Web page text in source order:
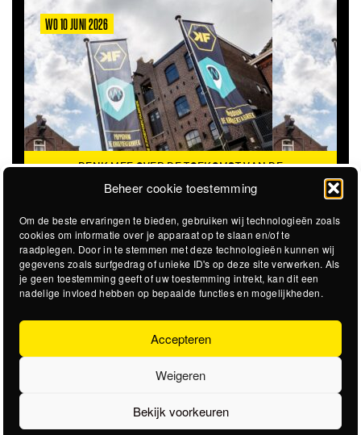
Beheer cookie toestemming
Om de beste ervaringen te bieden, gebruiken wij technologieën zoals
cookies om informatie over je apparaat op te slaan en/of te
raadplegen. Door in te stemmen met deze technologieën kunnen wij
gegevens zoals surfgedrag of unieke ID's op deze site verwerken. Als
je geen toestemming geeft of uw toestemming intrekt, kan dit een
nadelige invloed hebben op bepaalde functies en mogelijkheden.
Accepteren
Weigeren
Bekijk voorkeuren
WO 10 JUNI 2026
DENK MEE OVER DE TOEKOMST VAN DE
KROEPOEKFABRIEK